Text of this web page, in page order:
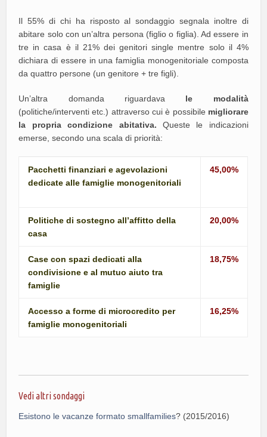
Il 55% di chi ha risposto al sondaggio segnala inoltre di
abitare solo con un’altra persona (figlio o figlia). Ad essere in
tre in casa è il 21% dei genitori single mentre solo il 4%
dichiara di essere in una famiglia monogenitoriale composta
da quattro persone (un genitore + tre figli).
Un’altra domanda riguardava le modalità
(politiche/interventi etc.) attraverso cui è possibile migliorare
la propria condizione abitativa. Queste le indicazioni
emerse, secondo una scala di priorità:
Pacchetti finanziari e agevolazioni
dedicate alle famiglie monogenitoriali
45,00%
Politiche di sostegno all’affitto della
casa
20,00%
Case con spazi dedicati alla
condivisione e al mutuo aiuto tra
famiglie
18,75%
Accesso a forme di microcredito per
famiglie monogenitoriali
16,25%
Vedi altri sondaggi
Esistono le vacanze formato smallfamilies? (2015/2016)